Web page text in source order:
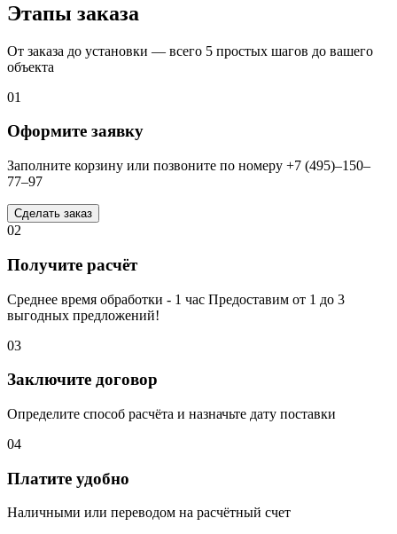
Этапы заказа
От заказа до установки — всего 5 простых шагов до вашего
объекта
01
Оформите заявку
Заполните корзину или позвоните по номеру +7 (495)–150–
77–97
Сделать заказ
02
Получите расчёт
Среднее время обработки - 1 час Предоставим от 1 до 3
выгодных предложений!
03
Заключите договор
Определите способ расчёта и назначьте дату поставки
04
Платите удобно
Наличными или переводом на расчётный счет